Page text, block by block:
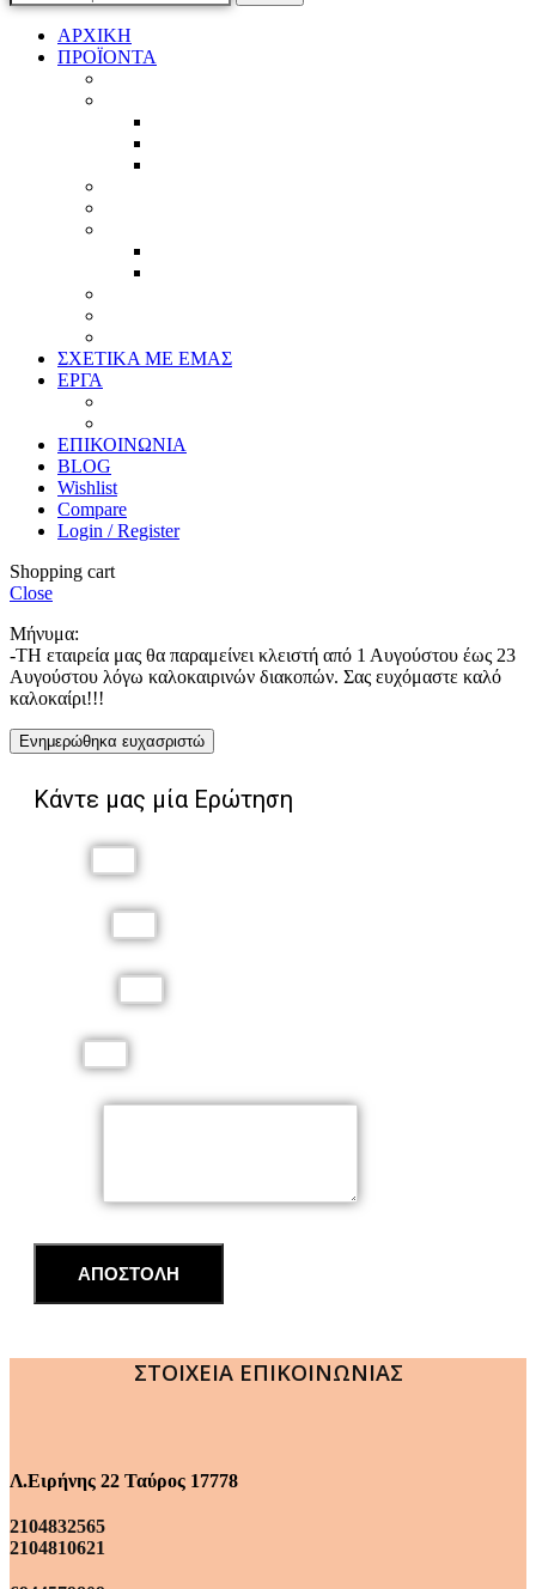
ΑΡΧΙΚΗ
ΠΡΟΪΟΝΤΑ
ΣΧΕΤΙΚΑ ΜΕ ΕΜΑΣ
ΕΡΓΑ
ΕΠΙΚΟΙΝΩΝΙΑ
BLOG
Wishlist
Compare
Login / Register
Shopping cart
Close
Μήνυμα:
-ΤΗ εταιρεία μας θα παραμείνει κλειστή από 1 Αυγούστου έως 23
Αυγούστου λόγω καλοκαιρινών διακοπών. Σας ευχόμαστε καλό
καλοκαίρι!!!
Ενημερώθηκα ευχασριστώ
Κάντε μας μία Ερώτηση
ΑΠΟΣΤΟΛΗ
ΣΤΟΙΧΕΙΑ ΕΠΙΚΟΙΝΩΝΙΑΣ
Λ.Ειρήνης 22 Ταύρος 17778
2104832565
2104810621